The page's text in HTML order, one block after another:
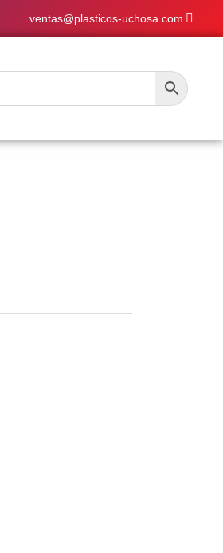
ventas@plasticos-uchosa.com